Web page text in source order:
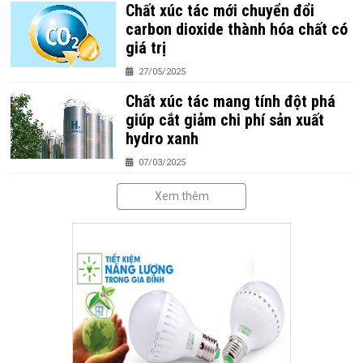
Chất xúc tác mới chuyển đổi
carbon dioxide thành hóa chất có
giá trị
27/05/2025
Chất xúc tác mang tính đột phá
giúp cắt giảm chi phí sản xuất
hydro xanh
07/03/2025
Xem thêm